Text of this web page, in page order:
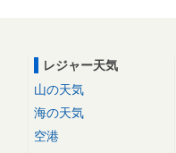
レジャー天気
山の天気
海の天気
空港